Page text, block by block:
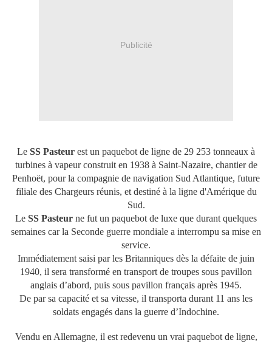
Publicité
Le SS Pasteur est un paquebot de ligne de 29 253 tonneaux à
turbines à vapeur construit en 1938 à Saint-Nazaire, chantier de
Penhoët, pour la compagnie de navigation Sud Atlantique, future
filiale des Chargeurs réunis, et destiné à la ligne d'Amérique du
Sud.
Le SS Pasteur ne fut un paquebot de luxe que durant quelques
semaines car la Seconde guerre mondiale a interrompu sa mise en
service.
Immédiatement saisi par les Britanniques dès la défaite de juin
1940, il sera transformé en transport de troupes sous pavillon
anglais d’abord, puis sous pavillon français après 1945.
De par sa capacité et sa vitesse, il transporta durant 11 ans les
soldats engagés dans la guerre d’Indochine.
Vendu en Allemagne, il est redevenu un vrai paquebot de ligne,